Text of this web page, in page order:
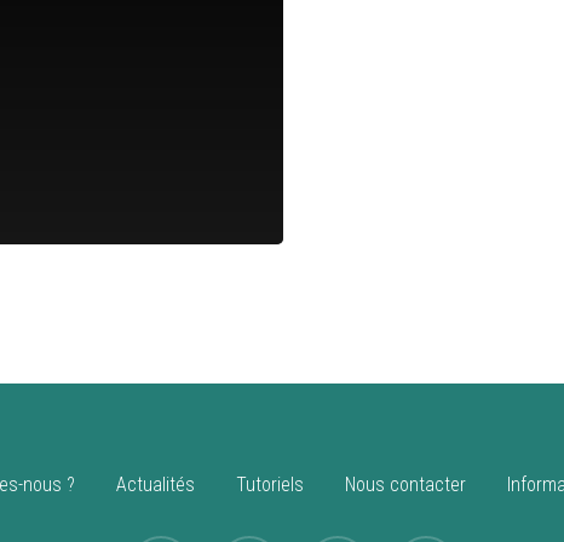
nous ? Actualités Tutoriels Nous contacter